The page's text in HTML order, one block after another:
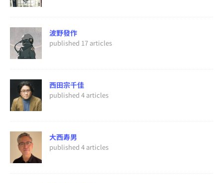
波野發作
published 17 articles
西田宗千佳
published 4 articles
大西寿男
published 4 articles